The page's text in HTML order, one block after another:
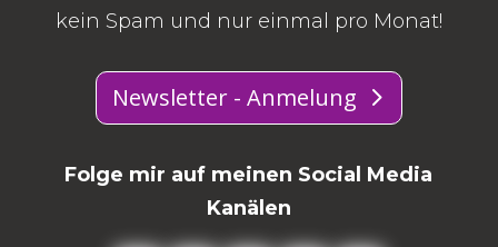
kein Spam und nur einmal pro Monat!
Newsletter - Anmelung
Folge mir auf meinen Social Media
Kanälen